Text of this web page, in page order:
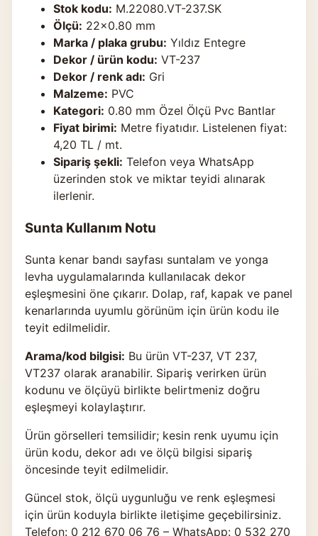
Stok kodu: M.22080.VT-237.SK
Ölçü: 22×0.80 mm
Marka / plaka grubu: Yıldız Entegre
Dekor / ürün kodu: VT-237
Dekor / renk adı: Gri
Malzeme: PVC
Kategori: 0.80 mm Özel Ölçü Pvc Bantlar
Fiyat birimi: Metre fiyatıdır. Listelenen fiyat:
4,20 TL / mt.
Sipariş şekli: Telefon veya WhatsApp
üzerinden stok ve miktar teyidi alınarak
ilerlenir.
Sunta Kullanım Notu
Sunta kenar bandı sayfası suntalam ve yonga
levha uygulamalarında kullanılacak dekor
eşleşmesini öne çıkarır. Dolap, raf, kapak ve panel
kenarlarında uyumlu görünüm için ürün kodu ile
teyit edilmelidir.
Arama/kod bilgisi: Bu ürün VT-237, VT 237,
VT237 olarak aranabilir. Sipariş verirken ürün
kodunu ve ölçüyü birlikte belirtmeniz doğru
eşleşmeyi kolaylaştırır.
Ürün görselleri temsilidir; kesin renk uyumu için
ürün kodu, dekor adı ve ölçü bilgisi sipariş
öncesinde teyit edilmelidir.
Güncel stok, ölçü uygunluğu ve renk eşleşmesi
için ürün koduyla birlikte iletişime geçebilirsiniz.
Telefon: 0 212 670 06 76 – WhatsApp: 0 532 270